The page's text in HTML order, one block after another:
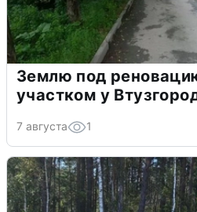
Землю под
участком у
7 августа 1